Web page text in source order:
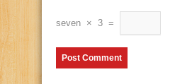
seven × 3 =